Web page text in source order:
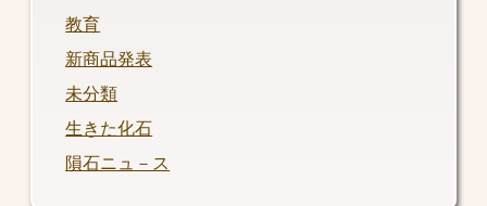
教育
新商品発表
未分類
生きた化石
隕石ニュ－ス